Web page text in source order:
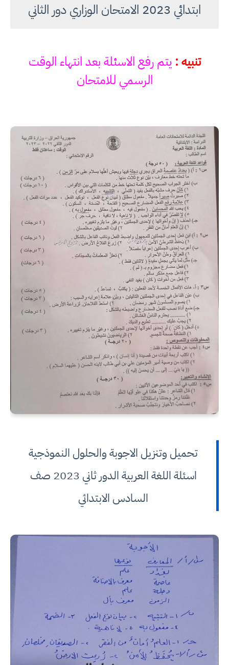
ابتدائي 2023 الامتحان الوزاري دور الثاني
تنبيه : يتم رفع الاسئلة بعد انتهاء الوقت
الرسمي للامتحان
تحميل وتنزيل الاجوبة والحلول النموذجية
اسئلة اللغة العربية الدور ثاني 2023 صف
السادس الابتدائي